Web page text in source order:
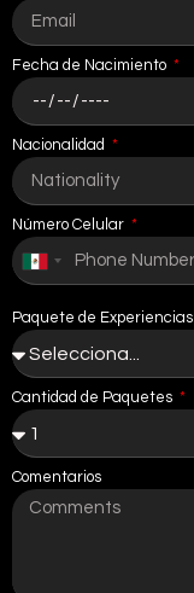
Fecha de Nacimiento
Nacionalidad
Número Celular
Mexico
Paquete de Experiencias
Cantidad de Paquetes
Comentarios